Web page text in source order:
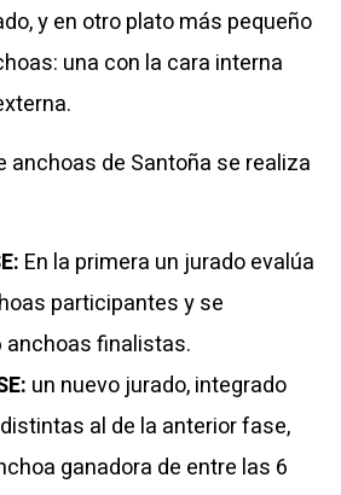
y en otro plato más pequeño
una con la cara interna
anchoas de Santoña se realiza
En la primera un jurado evalúa
participantes y se
anchoas finalistas.
un nuevo jurado, integrado
al de la anterior fase,
ganadora de entre las 6